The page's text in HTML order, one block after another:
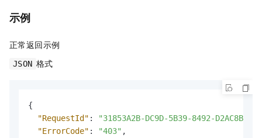
示例
正常返回示例
JSON 格式
{
"RequestId" :
"31853A2B-DC9D-5B39-8492-
"ErrorCode" : "403" ,